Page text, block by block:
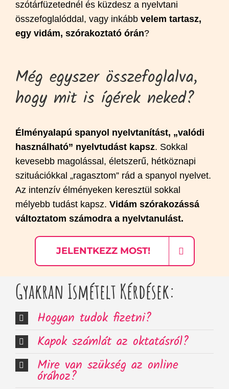
szótárfüzetednél és küzdesz a nyelvtani
összefoglalóddal, vagy inkább velem tartasz,
egy vidám, szórakoztató órán?
Még egyszer összefoglalva,
hogy mit is ígérek neked?
Élményalapú spanyol nyelvtanítást, „valódi
használható” nyelvtudást kapsz. Sokkal
kevesebb magolással, életszerű, hétköznapi
szituációkkal „ragasztom” rád a spanyol nyelvet.
Az intenzív élményeken keresztül sokkal
mélyebb tudást kapsz. Vidám szórakozássá
változtatom számodra a nyelvtanulást.
JELENTKEZZ MOST!
Gyakran Ismételt Kérdések:
Hogyan tudok fizetni?
Kapok számlát az oktatásról?
Mire van szükség az online
órához?